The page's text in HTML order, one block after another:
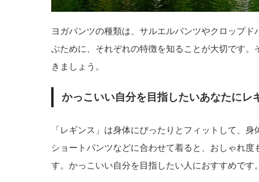
ヨガパンツの種類は、サルエルパンツやクロップ
ぶために、それぞれの特徴を知ることが大切です
きましょう。
かっこいい自分を目指したいあなたにレ
「レギンス」は身体にぴったりとフィットして、
ショートパンツなどに合わせて着ると、おしゃれ
す。かっこいい自分を目指したい人におすすめです。